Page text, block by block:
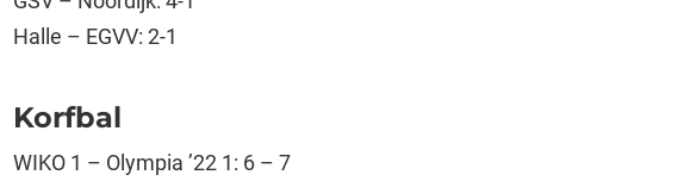
Halle – EGVV: 2-1
Korfbal
WIKO 1 – Olympia ’22 1: 6 – 7